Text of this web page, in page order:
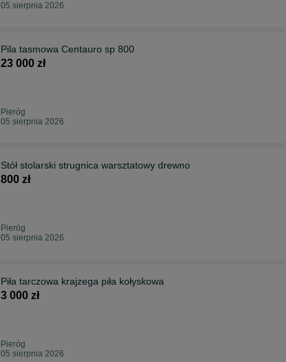
05 sierpnia 2026
Pila tasmowa Centauro sp 800
23 000 zł
Pieróg
05 sierpnia 2026
Stół stolarski strugnica warsztatowy drewno
800 zł
Pieróg
05 sierpnia 2026
Piła tarczowa krajzega piła kołyskowa
3 000 zł
Pieróg
05 sierpnia 2026